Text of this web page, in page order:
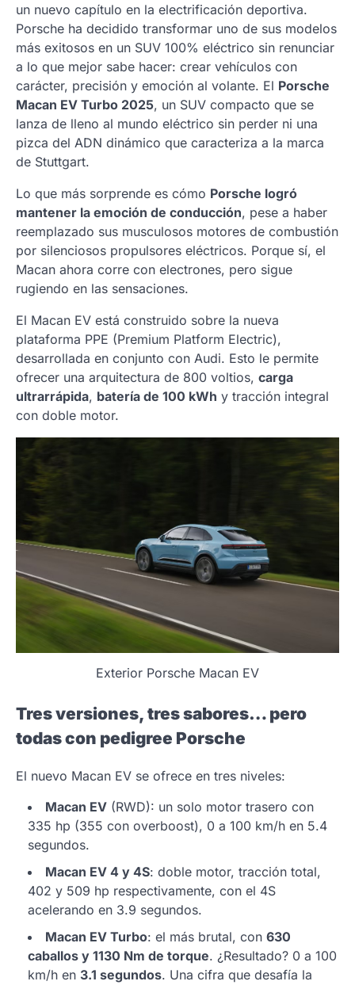
un nuevo capítulo en la electrificación deportiva.
Porsche ha decidido transformar uno de sus modelos
más exitosos en un SUV 100% eléctrico sin renunciar
a lo que mejor sabe hacer: crear vehículos con
carácter, precisión y emoción al volante. El Porsche
Macan EV Turbo 2025, un SUV compacto que se
lanza de lleno al mundo eléctrico sin perder ni una
pizca del ADN dinámico que caracteriza a la marca
de Stuttgart.
Lo que más sorprende es cómo Porsche logró
mantener la emoción de conducción, pese a haber
reemplazado sus musculosos motores de combustión
por silenciosos propulsores eléctricos. Porque sí, el
Macan ahora corre con electrones, pero sigue
rugiendo en las sensaciones.
El Macan EV está construido sobre la nueva
plataforma PPE (Premium Platform Electric),
desarrollada en conjunto con Audi. Esto le permite
ofrecer una arquitectura de 800 voltios, carga
ultrarrápida, batería de 100 kWh y tracción integral
con doble motor.
Exterior Porsche Macan EV
Tres versiones, tres sabores… pero
todas con pedigree Porsche
El nuevo Macan EV se ofrece en tres niveles:
Macan EV (RWD): un solo motor trasero con
335 hp (355 con overboost), 0 a 100 km/h en 5.4
segundos.
Macan EV 4 y 4S: doble motor, tracción total,
402 y 509 hp respectivamente, con el 4S
acelerando en 3.9 segundos.
Macan EV Turbo: el más brutal, con 630
caballos y 1130 Nm de torque. ¿Resultado? 0 a 100
km/h en 3.1 segundos. Una cifra que desafía la